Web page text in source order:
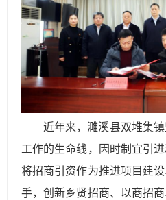
近年来，濉溪县双堆集
工作的生命线，因时制宜引
将招商引资作为推进项目建
手，创新乡贤招商、以商招